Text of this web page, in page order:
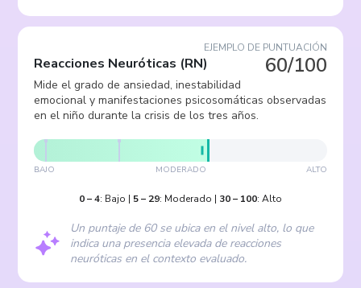
EJEMPLO DE PUNTUACIÓN
60/100
Reacciones Neuróticas (RN)
Mide el grado de ansiedad, inestabilidad
emocional y manifestaciones psicosomáticas observadas
en el niño durante la crisis de los tres años.
BAJO MODERADO ALTO
0–4: Bajo | 5– 29: Moderado | 30– 100: Alto
Un puntaje de 60 se ubica en el nivel alto, lo que
indica una presencia elevada de reacciones
neuróticas en el contexto evaluado.